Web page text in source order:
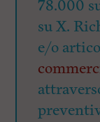
78.000
su X.
e/o